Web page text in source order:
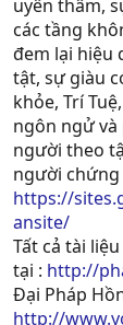
uyên thâm,
các tầng
đem lại hiệu
tật, sự giàu
khỏe, Trí
ngôn ngử và
người theo
người chứng
https://
ansite/
Tất cả tài
tại : http://
Đại Pháp
http://